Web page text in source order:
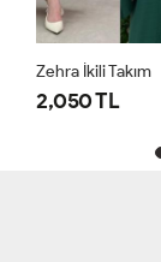
Zehra İkili Takım
2,050 TL